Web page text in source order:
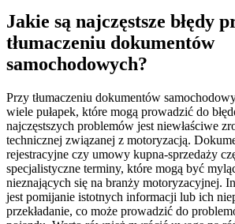
Jakie są najczęstsze błędy
tłumaczeniu dokumentów
samochodowych?
Przy tłumaczeniu dokumentów
wiele pułapek, które mogą prowadzić do
najczęstszych problemów jest niewłaściwe
technicznej związanej z motoryzacją.
rejestracyjne czy umowy kupna-sprzedaży
specjalistyczne terminy, które mogą być
nieznających się na branży motoryzacyjnej.
jest pomijanie istotnych informacji lub ich
przekładanie, co może prowadzić do